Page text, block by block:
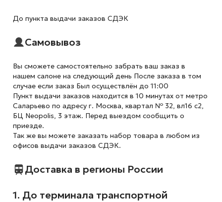
До пункта выдачи заказов СДЭК
Самовывоз
Вы сможете самостоятельно забрать ваш заказ в
нашем салоне на следующий день После заказа в том
случае если заказ Был осуществлён до 11:00
Пункт выдачи заказов находится в 10 минутах от метро
Саларьево по адресу г. Москва, квартал № 32, вл16 с2,
БЦ Neopolis, 3 этаж. Перед выездом сообщить о
приезде.
Так же вы можете заказать набор товара в любом из
офисов выдачи заказов СДЭК.
Доставка в регионы России
1. До терминала транспортной